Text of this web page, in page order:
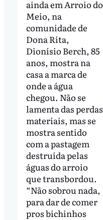
ainda em Arroio do
Meio, na
comunidade de
Dona Rita,
Dionísio Berch, 85
anos, mostra na
casa a marca de
onde a água
chegou. Não se
lamenta das perdas
materiais, mas se
mostra sentido
com a pastagem
destruída pelas
águas do arroio
que transbordou.
“Não sobrou nada,
para dar de comer
pros bichinhos